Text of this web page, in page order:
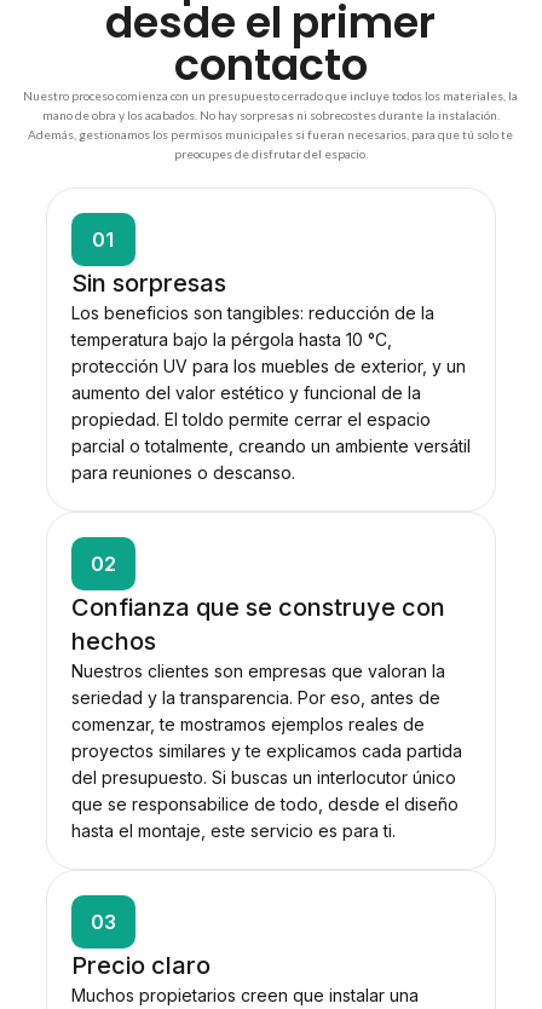
desde el primer
contacto
Nuestro proceso comienza con un presupuesto cerrado que incluye todos los materiales, la
mano de obra y los acabados. No hay sorpresas ni sobrecostes durante la instalación.
Además, gestionamos los permisos municipales si fueran necesarios, para que tú solo te
preocupes de disfrutar del espacio.
01
Sin sorpresas
Los beneficios son tangibles: reducción de la
temperatura bajo la pérgola hasta 10 °C,
protección UV para los muebles de exterior, y un
aumento del valor estético y funcional de la
propiedad. El toldo permite cerrar el espacio
parcial o totalmente, creando un ambiente versátil
para reuniones o descanso.
02
Confianza que se construye con
hechos
Nuestros clientes son empresas que valoran la
seriedad y la transparencia. Por eso, antes de
comenzar, te mostramos ejemplos reales de
proyectos similares y te explicamos cada partida
del presupuesto. Si buscas un interlocutor único
que se responsabilice de todo, desde el diseño
hasta el montaje, este servicio es para ti.
03
Precio claro
Muchos propietarios creen que instalar una